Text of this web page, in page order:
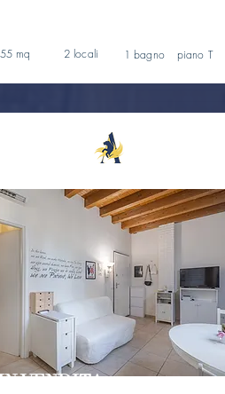
55 mq 2 locali 1 bagno piano T
VENDITA